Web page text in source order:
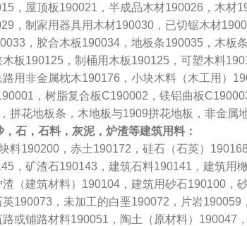
，屋顶板190021，半成品木材190026，木材
，制家用器具用木材190030，已切锯木材
，胶合木板190034，地板条190035，木板
板190125，制桶用木板190125，可塑木料
用非金属枕木190176，小块木料（木工用）
，树脂复合板C190002，镁铝曲板
拼花地板条，木地板与1909拼花地板，非金属
，石，石料，灰泥，炉渣等建筑用料：
料190200，赤土190172，硅石（石英）
，矿渣石190143，建筑石料190141，建筑用
渣（建筑材料）190104，建筑用砂石190100，
英190073，未加工的白垩190072，片岩
或铺路材料190051，陶土（原材料）190047